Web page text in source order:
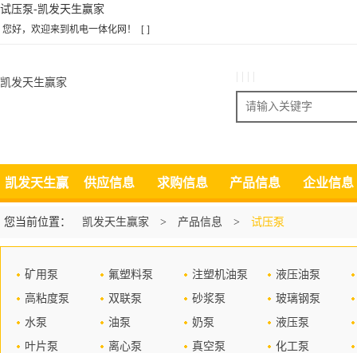
试压泵-凯发天生赢家
您好，欢迎来到机电一体化网！ [ ]
凯发天生赢家
搜索
凯发天生赢
家
供应信息 求购信息 产品信息 企业信息
您当前位置： 凯发天生赢家 > 产品信息 > 试压泵
矿用泵 氟塑料泵 注塑机油泵
液压油泵
高粘度泵
双联泵 砂浆泵
玻璃钢泵
水泵
油泵 奶泵
液压泵
叶片泵
离心泵 真空泵
化工泵